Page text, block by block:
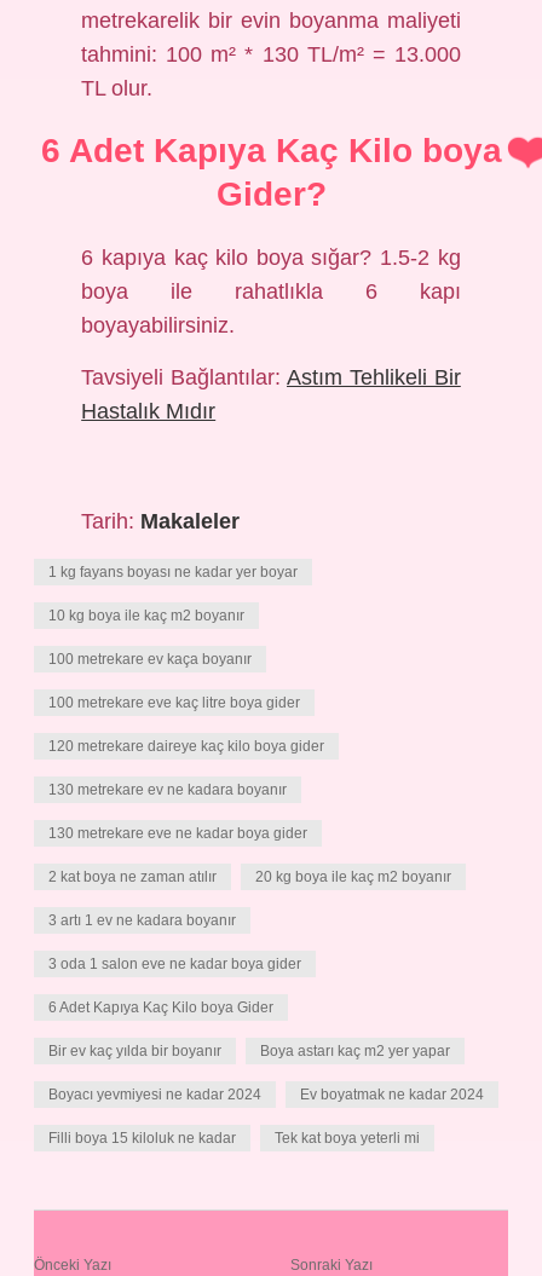
metrekarelik bir evin boyanma maliyeti
tahmini: 100 m² * 130 TL/m² = 13.000
TL olur.
6 Adet Kapıya Kaç Kilo boya
Gider?
6 kapıya kaç kilo boya sığar? 1.5-2 kg
boya ile rahatlıkla 6 kapı
boyayabilirsiniz.
Tavsiyeli Bağlantılar: Astım Tehlikeli Bir
Hastalık Mıdır
Tarih: Makaleler
1 kg fayans boyası ne kadar yer boyar
10 kg boya ile kaç m2 boyanır
100 metrekare ev kaça boyanır
100 metrekare eve kaç litre boya gider
120 metrekare daireye kaç kilo boya gider
130 metrekare ev ne kadara boyanır
130 metrekare eve ne kadar boya gider
2 kat boya ne zaman atılır 20 kg boya ile kaç m2 boyanır
3 artı 1 ev ne kadara boyanır
3 oda 1 salon eve ne kadar boya gider
6 Adet Kapıya Kaç Kilo boya Gider
Bir ev kaç yılda bir boyanır Boya astarı kaç m2 yer yapar
Boyacı yevmiyesi ne kadar 2024 Ev boyatmak ne kadar 2024
Filli boya 15 kiloluk ne kadar Tek kat boya yeterli mi
Önceki Yazı Sonraki Yazı